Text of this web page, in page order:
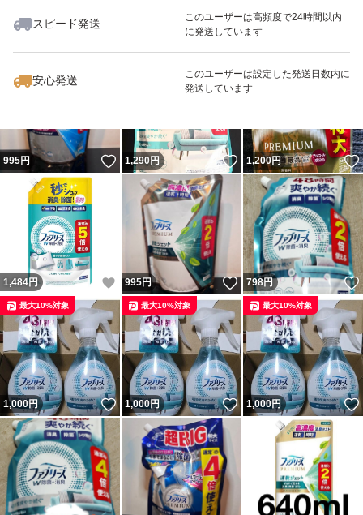
スピード発送
このユーザーは高頻度で24時間以内
に発送しています
安心発送
このユーザーは設定した発送日数内に
発送しています
いいね！
1,230
995円 いいね！
1,290円 いいね！
1,200円
1,484円 いいね！
995円 いいね！
798円
1,000円 いいね！
最大10%対象
1,000円 いいね！
最大10%対象
1,000円
最大10%対象